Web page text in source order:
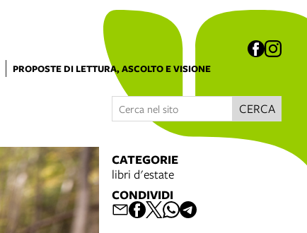
PROPOSTE DI LETTURA, ASCOLTO E VISIONE
CERCA
CATEGORIE
libri d'estate
CONDIVIDI